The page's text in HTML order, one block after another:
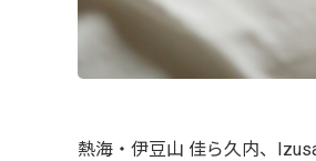
熱海・伊豆山 佳ら久内、